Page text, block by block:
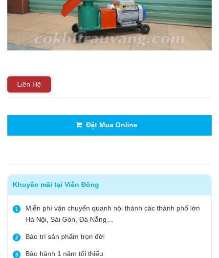
Liên Hệ
Đặt Mua Online
Khuyến mãi tại Viễn Đông
1
Miễn phí vận chuyển quanh nội thành các thành phố lớn
Hà Nội, Sài Gòn, Đà Nẵng…
2 Bảo trì sản phẩm trọn đời
3 Bảo hành 1 năm tối thiểu
THIẾT BỊ LÀM ĐỒ ĂN NHANH
THIẾT BỊ LÀM BÁNH
MÁY ĐÓNG GÓI THỰC PHẨM
THIẾT BỊ BẾP CÔNG NGHIỆP